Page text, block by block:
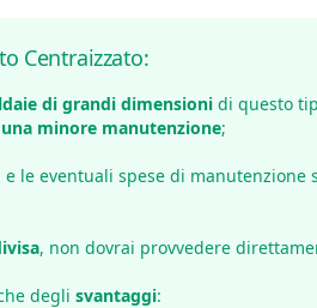
Centraizzato:
di grandi dimensionidi questo
minore manutenzione;
le eventuali spese di manutenzione
, non dovrai provvedere
degli svantaggi: